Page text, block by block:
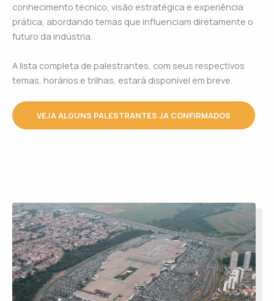
conhecimento técnico, visão estratégica e experiência
prática, abordando temas que influenciam diretamente o
futuro da indústria.
A lista completa de palestrantes, com seus respectivos
temas, horários e trilhas, estará disponível em breve.
VEJA ALGUNS PALESTRANTES JA CONFIRMADOS